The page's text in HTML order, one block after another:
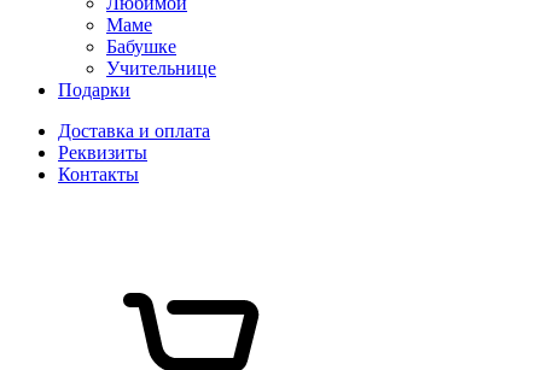
Маме
Бабушке
Учительнице
Подарки
Доставка и оплата
Реквизиты
Контакты